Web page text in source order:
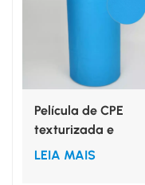
Película de CPE
texturizada e
impermeável para
LEIA MAIS